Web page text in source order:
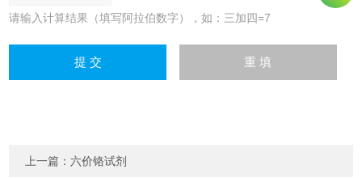
请输入计算结果（填写阿拉伯数字），如：三加四=7
上一篇：六价铬试剂